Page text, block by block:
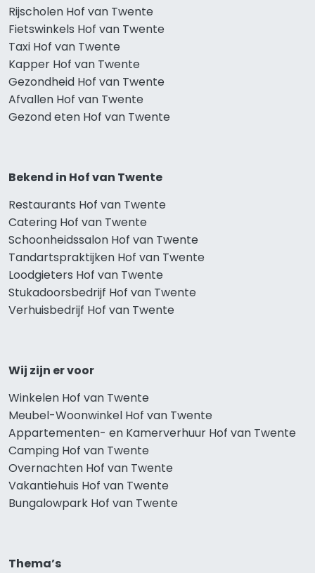
Rijscholen Hof van Twente
Fietswinkels Hof van Twente
Taxi Hof van Twente
Kapper Hof van Twente
Gezondheid Hof van Twente
Afvallen Hof van Twente
Gezond eten Hof van Twente
Bekend in Hof van Twente
Restaurants Hof van Twente
Catering Hof van Twente
Schoonheidssalon Hof van Twente
Tandartspraktijken Hof van Twente
Loodgieters Hof van Twente
Stukadoorsbedrijf Hof van Twente
Verhuisbedrijf Hof van Twente
Wij zijn er voor
Winkelen Hof van Twente
Meubel-Woonwinkel Hof van Twente
Appartementen- en Kamerverhuur Hof van Twente
Camping Hof van Twente
Overnachten Hof van Twente
Vakantiehuis Hof van Twente
Bungalowpark Hof van Twente
Thema’s